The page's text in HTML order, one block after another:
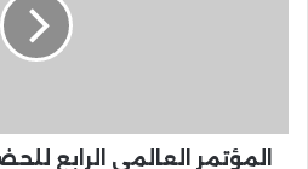
المؤتمر العالمي الرابع